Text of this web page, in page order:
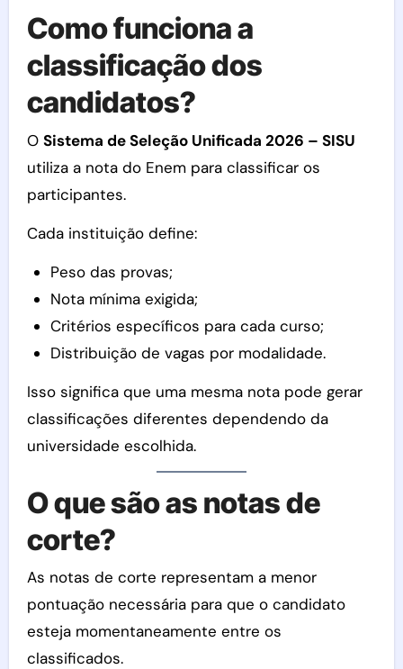
Como funciona a
classificação dos
candidatos?
O Sistema de Seleção Unificada 2026 – SISU
utiliza a nota do Enem para classificar os
participantes.
Cada instituição define:
Peso das provas;
Nota mínima exigida;
Critérios específicos para cada curso;
Distribuição de vagas por modalidade.
Isso significa que uma mesma nota pode gerar
classificações diferentes dependendo da
universidade escolhida.
O que são as notas de
corte?
As notas de corte representam a menor
pontuação necessária para que o candidato
esteja momentaneamente entre os
classificados.